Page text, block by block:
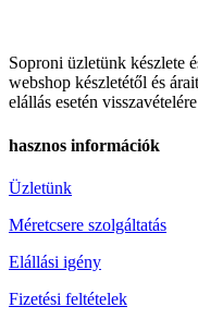
Soproni üzletünk készlete
webshop készletétől és
elállás esetén
hasznos információk
Üzletünk
Méretcsere szolgáltatás
Elállási igény
Fizetési feltételek